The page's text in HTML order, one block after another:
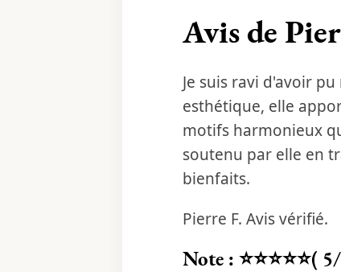
Avis de
Je suis ravi d'avoir
esthétique, elle
motifs harmonieux
soutenu par elle en
bienfaits.
Pierre F. Avis vérifié.
Note : ⭐⭐⭐⭐⭐(